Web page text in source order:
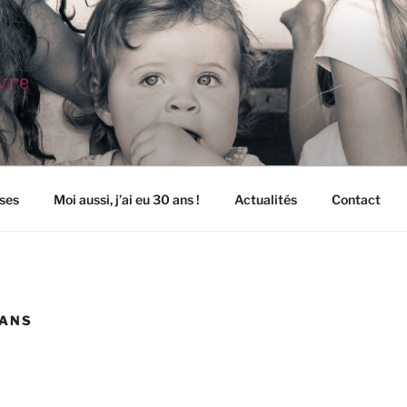
–
Moi aussi, j’ai eu 30 ans ! Actualités Contact